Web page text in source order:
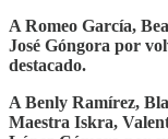
A Romeo García,
José Góngora por
destacado.
A Benly Ramírez,
Maestra Iskra,